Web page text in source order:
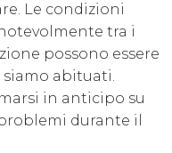
Le condizioni
tra i
possono essere
siamo abituati.
in anticipo su
durante il